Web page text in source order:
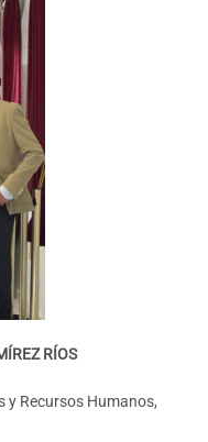
RÍOS
y Recursos Humanos,